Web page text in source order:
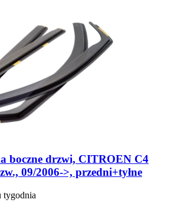
boczne drzwi, CITROEN C4
09/2006->, przedni+tyłne
tygodnia